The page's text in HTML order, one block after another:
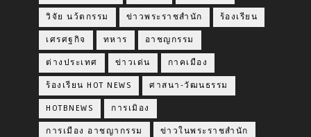
วิจัย นว้ตกรรม ข่าวพระราชสำนัก ร้องเรียน
เศรศฐกิจ ทหาร อาชญกรรม
ต่างประเทศ ข่าวเด่น กาคเมือง
ร้องเรียน HOT NEWS ศาสนา-วัฒนธรรม
HOTBNEWS การเมิอง
การเมือง อาชญากรรม ข่าวในพระราชสำนัก